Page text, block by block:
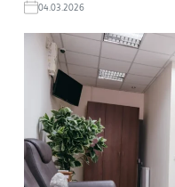
04.03.2026